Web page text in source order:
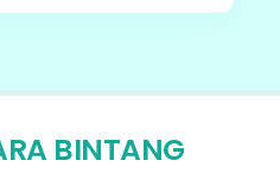
BINTANG